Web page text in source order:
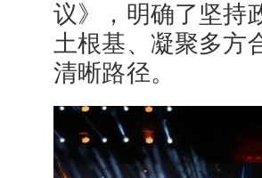
议》，明确了坚持
土根基、凝聚多方
清晰路径。